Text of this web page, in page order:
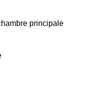
principale